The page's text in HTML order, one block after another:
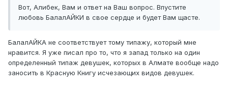
Вот, Алибек, Вам и ответ на Ваш вопрос. Впустите
любовь БалалАЙКИ в свое сердце и будет Вам щасте.
БалалАЙКА не соответствует тому типажу, который мне
нравится. Я уже писал про то, что я запад только на один
определенный типаж девушек, которых в Алмате вообще надо
заносить в Красную Книгу исчезающих видов девушек.